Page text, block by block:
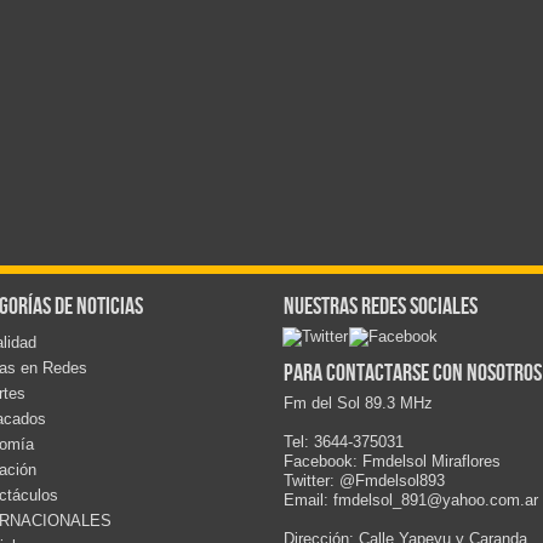
de noticias
en Redes
Nuestras redes sociales
Para contactarse con nosotros
Fm del Sol 89.3 MHz
Tel: 3644-375031
Facebook: Fmdelsol Miraflores
Twitter: @Fmdelsol893
Email: fmdelsol_891@yahoo.com.ar
Dirección: Calle Yapeyu y Caranda